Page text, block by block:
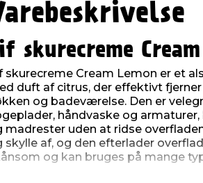
skurecreme
skurecreme Cream Lemon er et
duft af citrus, der effektivt
og badeværelse. Den er
håndvaske og
madrester uden at ridse
skylle af, og den efterlader
og kan bruges på mange